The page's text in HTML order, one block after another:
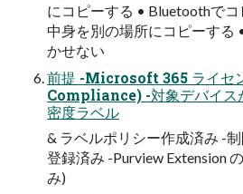
にコピーする • Bluetoothで
中身を別の場所にコピーする
かせない
前提 -Microsoft 365 ライセ
Compliance) -対象デバイス
密度ラベル
& ラベルポリシー作成済み -
登録済み -Purview Extension
み)